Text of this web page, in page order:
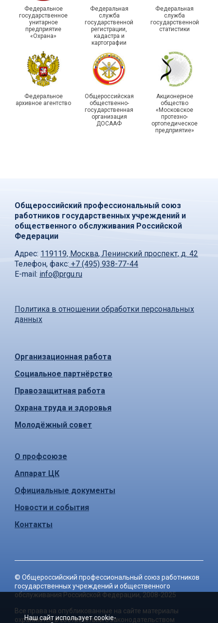
215-й юбилей
государственной
статистики отметили в
Республике Саха (Якутия)
Храбрым детям – добрые
подарки
Федеральное
государственное
унитарное
предприятие
«Охрана»
Федеральная
служба
государственной
регистрации,
кадастра и
картографии
Федеральная
служба
государственной
статистики
Федеральное
архивное агентство
Общероссийская
общественно-
государственная
организация
ДОСААФ
Акционерное
общество
«Московское
протезно-
ортопедическое
предприятие»
Общероссийский профессиональный союз
работников государственных учреждений и
общественного обслуживания Российской
Федерации
Адрес: 119119, Москва, Ленинский проспект, д. 42
Телефон, факс: +7 (495) 938-77-44
E-mail: info@prgu.ru
Политика в отношении обработки персональных
данных
Организационная работа
Социальное партнёрство
Правозащитная работа
Охрана труда и здоровья
Молодёжный совет
О профсоюзе
Аппарат ЦК
Официальные документы
Новости и события
Контакты
© Общероссийский профессиональный союз работников
государственных учреждений и общественного
обслуживания Российской Федерации, 2008-2025
Все права на опубликованные на сайте материалы
охраняются в соответствии с законодательством
Наш сайт использует cookie-